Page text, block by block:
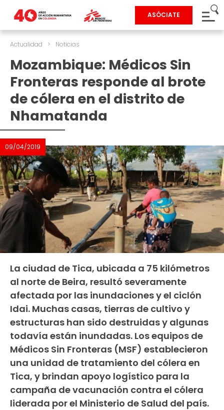
ASÓCIATE
Actualidad > Noticias
Mozambique: Médicos Sin
Fronteras responde al brote
de cólera en el distrito de
Nhamatanda
09/04/2019
La ciudad de Tica, ubicada a 75 kilómetros
al norte de Beira, resultó severamente
afectada por las inundaciones y el ciclón
Idai. Muchas casas, tierras de cultivo y
estructuras han sido destruidas y algunas
todavía están inundadas. Los equipos de
Médicos Sin Fronteras (MSF) establecieron
una unidad de tratamiento del cólera en
Tica, y brindan apoyo logístico para la
campaña de vacunación contra el cólera
liderada por el Ministerio de Salud del país.